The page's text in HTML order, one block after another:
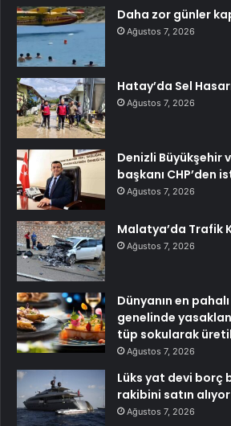
Daha zor günler
Ağustos 7, 2026
Hatay’da Sel
Ağustos 7, 2026
Denizli Büyükşehir
başkanı CHP’den
Ağustos 7, 2026
Malatya’da Trafik
Ağustos 7, 2026
Dünyanın en
genelinde
tüp sokularak
Ağustos 7, 2026
Lüks yat devi borç
rakibini satın alıyor
Ağustos 7, 2026